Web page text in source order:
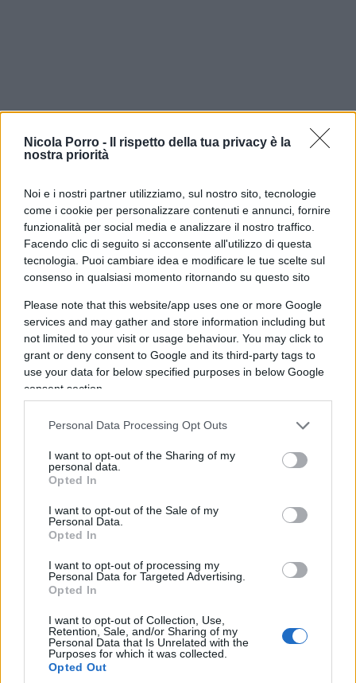
Nicola Porro -
Il rispetto della tua privacy è la
nostra priorità
Noi e i nostri partner utilizziamo, sul nostro sito, tecnologie
come i cookie per personalizzare contenuti e annunci, fornire
funzionalità per social media e analizzare il nostro traffico.
Facendo clic di seguito si acconsente all'utilizzo di questa
tecnologia. Puoi cambiare idea e modificare le tue scelte sul
consenso in qualsiasi momento ritornando su questo sito
Please note that this website/app uses one or more Google
services and may gather and store information including but
not limited to your visit or usage behaviour. You may click to
grant or deny consent to Google and its third-party tags to
use your data for below specified purposes in below Google
consent section.
Personal Data Processing Opt Outs
I want to opt-out of the Sharing of my
personal data.
Opted In
I want to opt-out of the Sale of my
Personal Data.
Opted In
I want to opt-out of processing my
Personal Data for Targeted Advertising.
Opted In
I want to opt-out of Collection, Use,
Retention, Sale, and/or Sharing of my
Personal Data that Is Unrelated with the
Purposes for which it was collected.
Opted Out
Quindi anche i DSA sono moderati di sinistra?
Quando si legge, nei programmi dei candidati da
loro sostenuti, che vogliono la patrimoniale,
Italia non fa alcun effetto: anche la nostra
sinistra epersino qualche “liberale”la vorrebbe
imporre. Quando si legge che vogliono la sanità
pubblica per tutti, beh… da noi c’è già. Quando si
legge che vogliono eliminare ogni sostegno a
Israele: in Italia anche il governo di centrodestra
vanta diaver sospeso nuovi contrattidi
cooperazione militare con lo Stato ebraico, dopo
che questo ha subito il pogrom del 7 Ottobre.
Gli obiettivi del DSA
vorrebbero esserlo. Per ora no, perché comunque
si muovono nella politica americana, in un
contesto fortemente liberale e decentrato, molto
più che nei più liberi Paesi europei. E quindi
introdurre subito, considerando gli attuali rapporti
di forze. Però, lasciandoli fare,
rivoluzione comunista. Lo dicono e lo scrivono
apertamente.